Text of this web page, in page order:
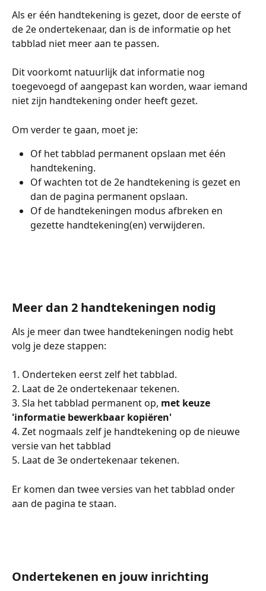
Als er één handtekening is gezet, door de eerste of
de 2e ondertekenaar, dan is de informatie op het
tabblad niet meer aan te passen.
Dit voorkomt natuurlijk dat informatie nog
toegevoegd of aangepast kan worden, waar iemand
niet zijn handtekening onder heeft gezet.
Om verder te gaan, moet je:
Of het tabblad permanent opslaan met één
handtekening.
Of wachten tot de 2e handtekening is gezet en
dan de pagina permanent opslaan.
Of de handtekeningen modus afbreken en
gezette handtekening(en) verwijderen.
Meer dan 2 handtekeningen nodig
Als je meer dan twee handtekeningen nodig hebt
volg je deze stappen:
1. Onderteken eerst zelf het tabblad.
2. Laat de 2e ondertekenaar tekenen.
3. Sla het tabblad permanent op, met keuze
'informatie bewerkbaar kopiëren'
4. Zet nogmaals zelf je handtekening op de nieuwe
versie van het tabblad
5. Laat de 3e ondertekenaar tekenen.
Er komen dan twee versies van het tabblad onder
aan de pagina te staan.
Ondertekenen en jouw inrichting